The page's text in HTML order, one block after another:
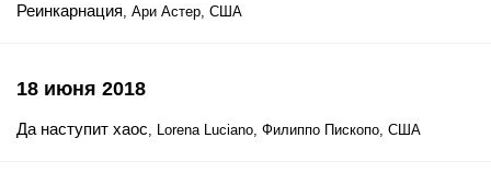
Реинкарнация, Ари Астер, США
18 июня 2018
Да наступит хаос, Lorena Luciano, Филиппо Пископо, США